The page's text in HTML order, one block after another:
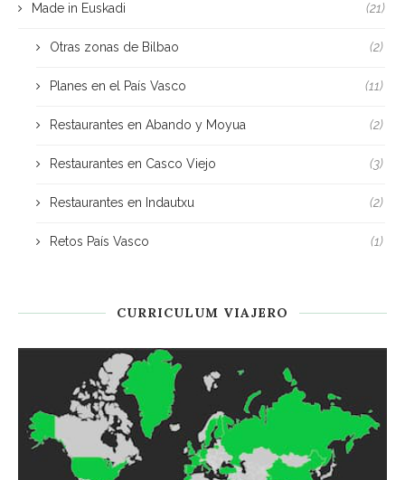
Made in Euskadi (21)
Otras zonas de Bilbao (2)
Planes en el País Vasco (11)
Restaurantes en Abando y Moyua (2)
Restaurantes en Casco Viejo (3)
Restaurantes en Indautxu (2)
Retos País Vasco (1)
CURRICULUM VIAJERO